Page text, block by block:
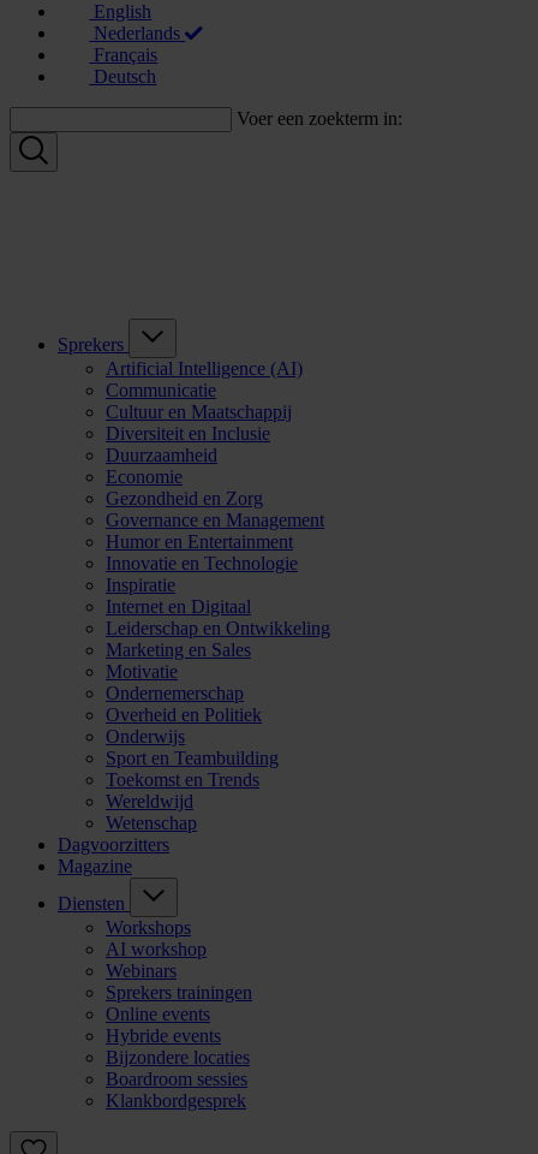
English
Nederlands
Français
Deutsch
Voer een zoekterm in:
Sprekers
Artificial Intelligence (AI)
Communicatie
Cultuur en Maatschappij
Diversiteit en Inclusie
Duurzaamheid
Economie
Gezondheid en Zorg
Governance en Management
Humor en Entertainment
Innovatie en Technologie
Inspiratie
Internet en Digitaal
Leiderschap en Ontwikkeling
Marketing en Sales
Motivatie
Ondernemerschap
Overheid en Politiek
Onderwijs
Sport en Teambuilding
Toekomst en Trends
Wereldwijd
Wetenschap
Dagvoorzitters
Magazine
Diensten
Workshops
AI workshop
Webinars
Sprekers trainingen
Online events
Hybride events
Bijzondere locaties
Boardroom sessies
Klankbordgesprek